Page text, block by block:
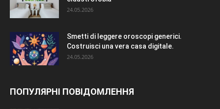
24.05.2026
Smetti di leggere oroscopi generici.
Costruisci una vera casa digitale.
24.05.2026
ПОПУЛЯРНІ ПОВІДОМЛЕННЯ